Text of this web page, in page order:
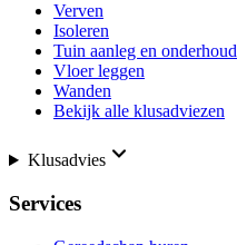
Verven
Isoleren
Tuin aanleg en onderhoud
Vloer leggen
Wanden
Bekijk alle klusadviezen
Klusadvies
Services